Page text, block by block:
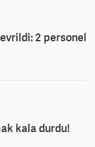
2 personel
kala durdu!